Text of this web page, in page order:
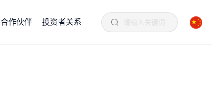
合作伙伴 投资者关系